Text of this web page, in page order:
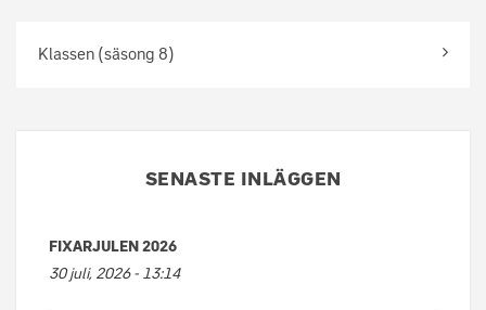
Klassen (säsong 8)
SENASTE INLÄGGEN
FIXARJULEN 2026
30 juli, 2026 - 13:14